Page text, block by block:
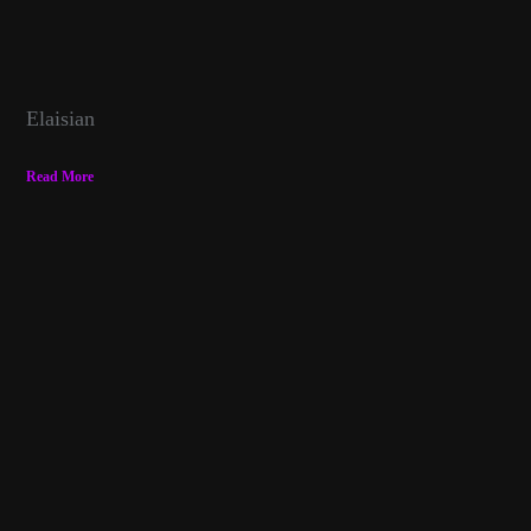
Elaisian
Read More